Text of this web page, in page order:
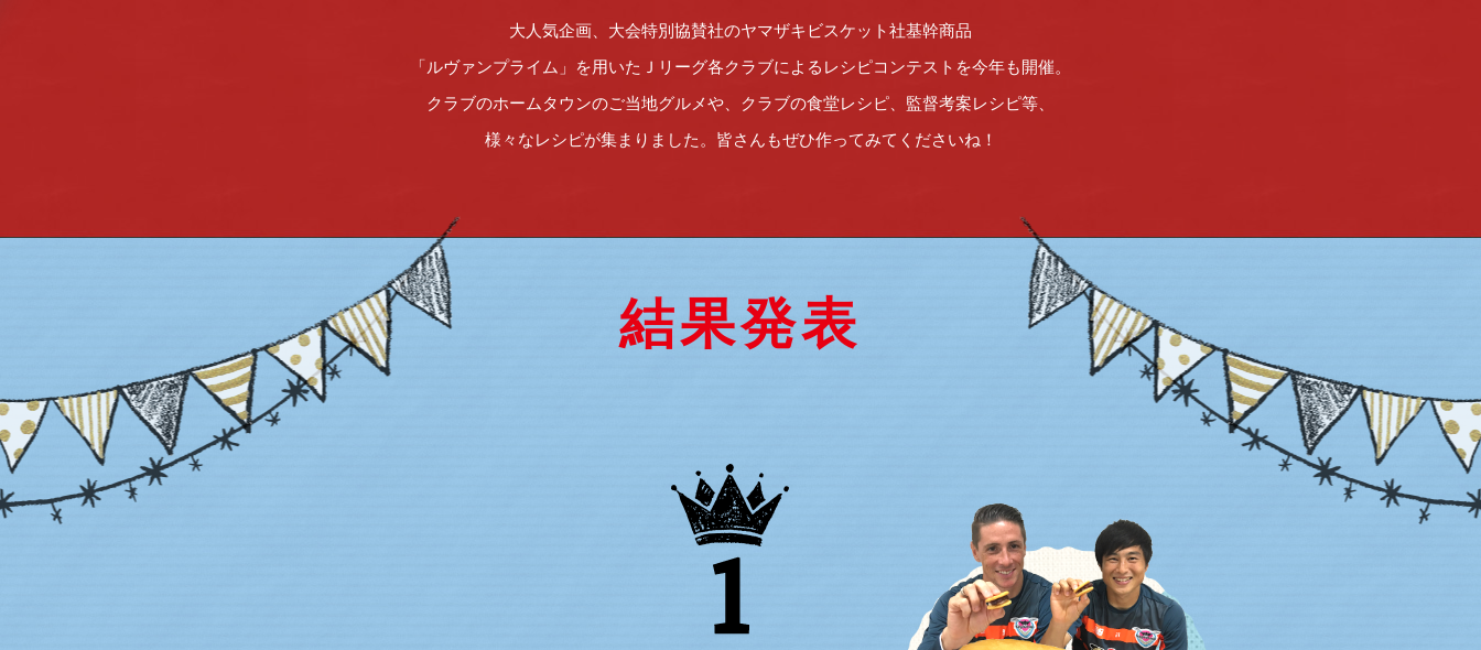
大人気企画、大会特別協賛社のヤマザキビスケット社基幹商品
「ルヴァンプライム」を用いたＪリーグ各クラブによるレシピコンテストを今年も開催。
クラブのホームタウンのご当地グルメや、クラブの食堂レシピ、監督考案レシピ等、
様々なレシピが集まりました。皆さんもぜひ作ってみてくださいね！
結果発表